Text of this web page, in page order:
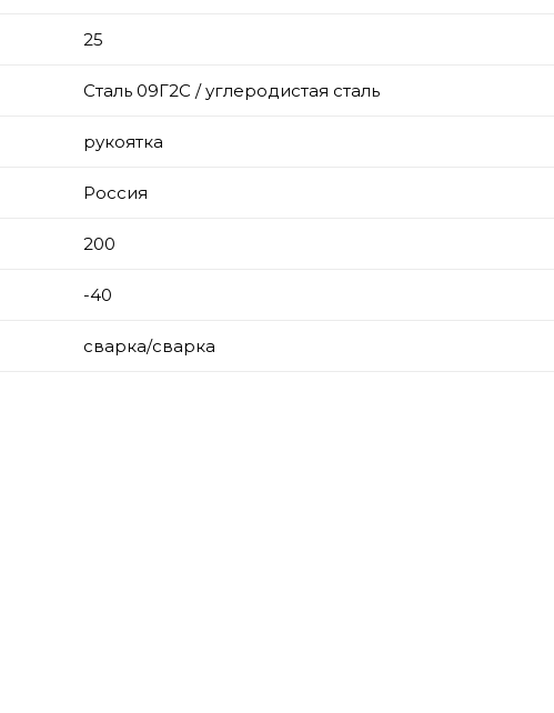
25
Сталь 09Г2С / углеродистая сталь
рукоятка
Россия
200
-40
сварка/сварка